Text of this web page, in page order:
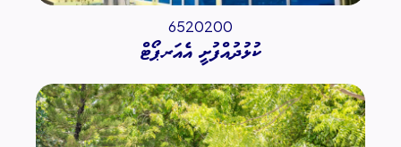
6520200
ކުޅުދުއްފުށީ އެއަރޕޯޓް